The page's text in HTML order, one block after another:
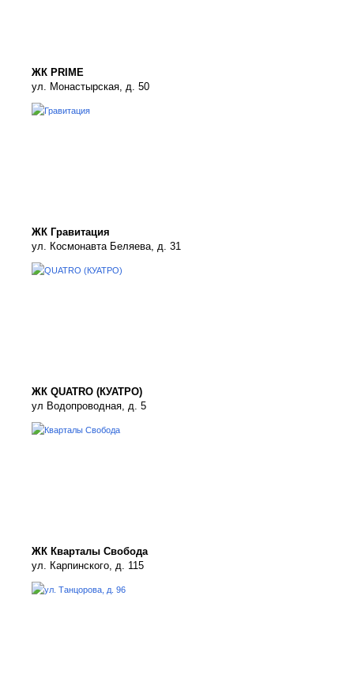
ЖК PRIME
ул. Монастырская, д. 50
ЖК Гравитация
ул. Космонавта Беляева, д. 31
ЖК QUATRO (КУАТРО)
ул Водопроводная, д. 5
ЖК Кварталы Свобода
ул. Карпинского, д. 115